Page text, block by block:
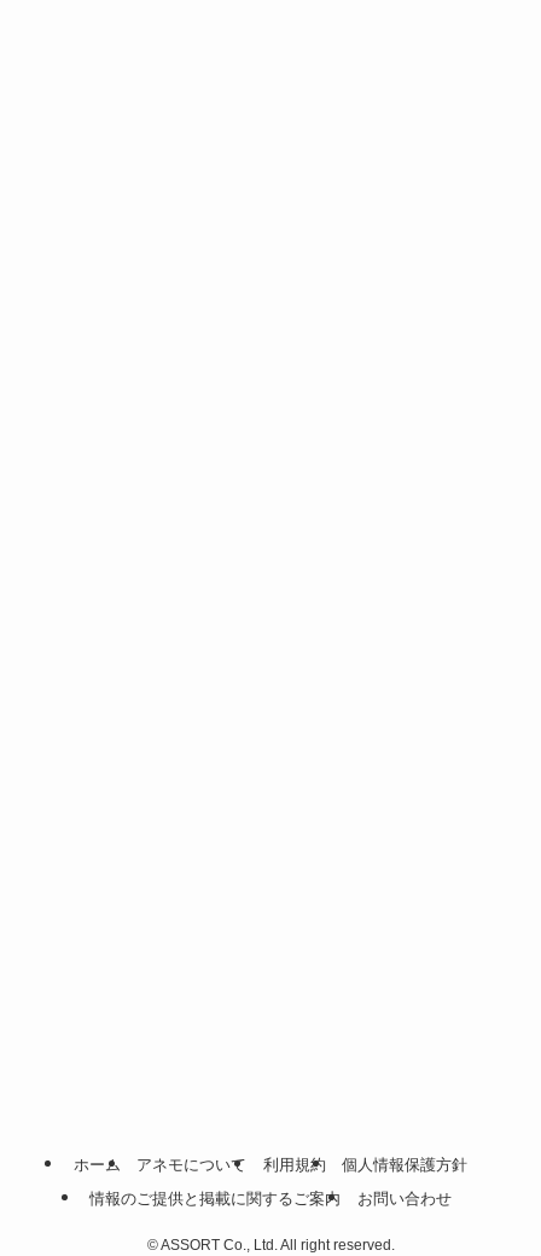
ホーム アネモについて 利用規約
個人情報保護方針
情報のご提供と掲載に関するご案内
お問い合わせ
©ASSORT Co., Ltd. All right reserved.